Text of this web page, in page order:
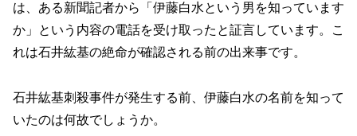
は、ある新聞記者から「伊藤白水という男を知っています
か」という内容の電話を受け取ったと証言しています。こ
れは石井紘基の絶命が確認される前の出来事です。
石井紘基刺殺事件が発生する前、伊藤白水の名前を知って
いたのは何故でしょうか。